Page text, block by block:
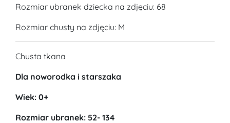
Rozmiar ubranek dziecka na zdjęciu: 68
Rozmiar chusty na zdjęciu: M
Chusta tkana
Dla noworodka i starszaka
Wiek: 0+
Rozmiar ubranek: 52- 134